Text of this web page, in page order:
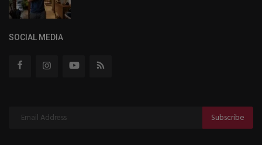
SOCIAL MEDIA
Subscribe